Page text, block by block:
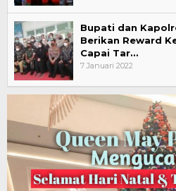
Bupati dan
Berikan Reward
Capai Tar…
7 Januari 2022